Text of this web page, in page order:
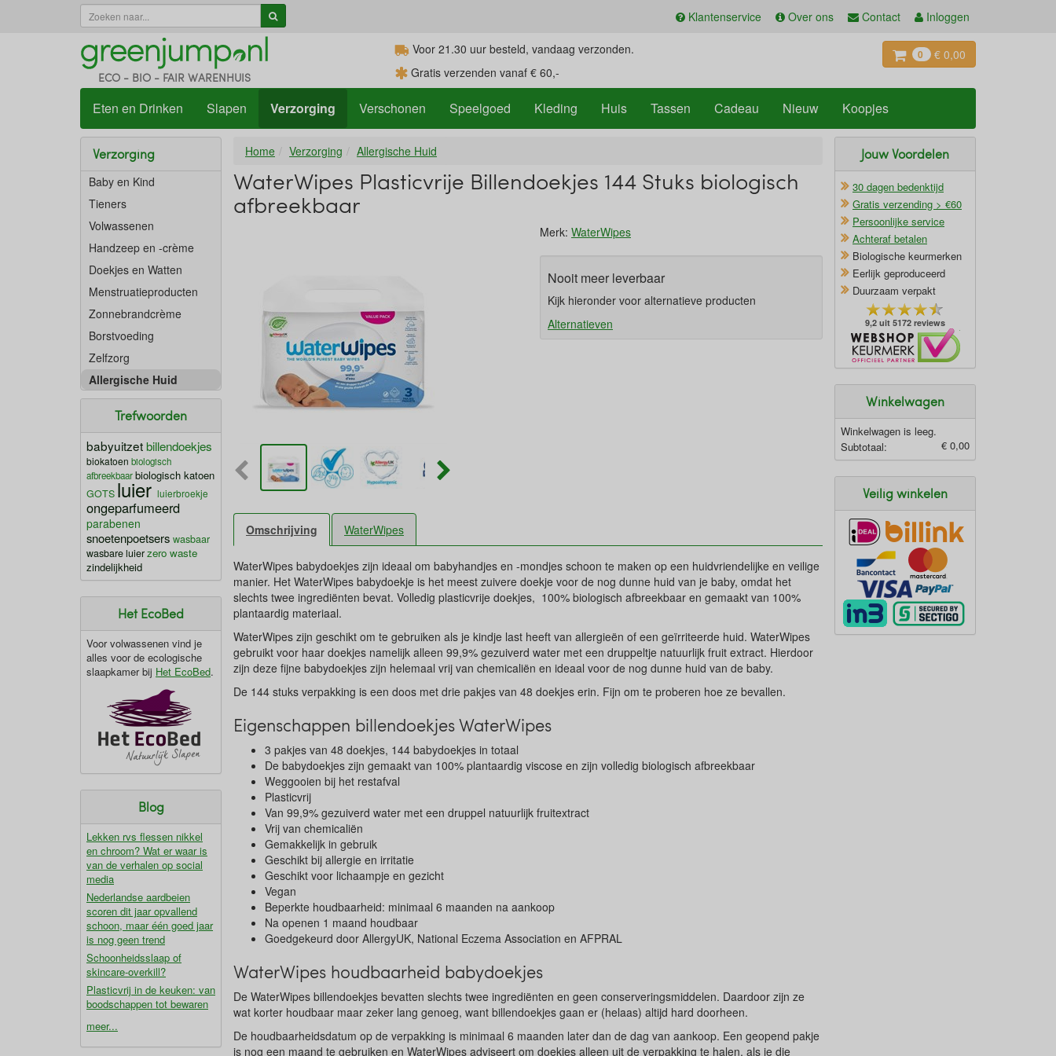
Klantenservice Over ons Contact Inloggen
ECO - BIO - FAIR WARENHUIS
0 € 0,00
Voor 21.30 uur besteld, vandaag verzonden.
Gratis verzenden vanaf € 60,-
Eten en Drinken Slapen Verzorging Verschonen Speelgoed Kleding Huis Tassen Cadeau Nieuw Koopjes
Verzorging
Baby en Kind
Tieners
Volwassenen
Handzeep en -crème
Doekjes en Watten
Menstruatieproducten
Zonnebrandcrème
Borstvoeding
Zelfzorg
Allergische Huid
Trefwoorden
babyuitzetbillendoekjes
biokatoen biologisch
afbreekbaarbiologisch katoen
GOTS luier luierbroekje
ongeparfumeerd
parabenen
snoetenpoetsers wasbaar
wasbare luierzero waste
zindelijkheid
Het EcoBed
Voor volwassenen vind je
alles voor de ecologische
slaapkamer bij Het EcoBed.
Blog
Lekken rvs flessen nikkel
en chroom? Wat er waar is
van de verhalen op social
media
Nederlandse aardbeien
scoren dit jaar opvallend
schoon, maar één goed jaar
is nog geen trend
Schoonheidsslaap of
skincare-overkill?
Plasticvrij in de keuken: van
boodschappen tot bewaren
meer...
Home Verzorging Allergische Huid
WaterWipes Plasticvrije Billendoekjes 144 Stuks biologisch
afbreekbaar
Merk: WaterWipes
Nooit meer leverbaar
Kijk hieronder voor alternatieve producten
Alternatieven
Omschrijving WaterWipes
WaterWipes babydoekjes zijn ideaal om babyhandjes en -mondjes schoon te maken op een huidvriendelijke en veilige
manier. Het WaterWipes babydoekje is het meest zuivere doekje voor de nog dunne huid van je baby, omdat het
slechts twee ingrediënten bevat. Volledig plasticvrije doekjes, 100% biologisch afbreekbaar en gemaakt van 100%
plantaardig materiaal.
WaterWipes zijn geschikt om te gebruiken als je kindje last heeft van allergieën of een geïrriteerde huid. WaterWipes
gebruikt voor haar doekjes namelijk alleen 99,9% gezuiverd water met een druppeltje natuurlijk fruit extract. Hierdoor
zijn deze fijne babydoekjes zijn helemaal vrij van chemicaliën en ideaal voor de nog dunne huid van de baby.
De 144 stuks verpakking is een doos met drie pakjes van 48 doekjes erin. Fijn om te proberen hoe ze bevallen.
Eigenschappen billendoekjes WaterWipes
3 pakjes van 48 doekjes, 144 babydoekjes in totaal
De babydoekjes zijn gemaakt van 100% plantaardig viscose en zijn volledig biologisch afbreekbaar
Weggooien bij het restafval
Plasticvrij
Van 99,9% gezuiverd water met een druppel natuurlijk fruitextract
Vrij van chemicaliën
Gemakkelijk in gebruik
Geschikt bij allergie en irritatie
Geschikt voor lichaampje en gezicht
Vegan
Beperkte houdbaarheid: minimaal 6 maanden na aankoop
Na openen 1 maand houdbaar
Goedgekeurd door AllergyUK, National Eczema Association en AFPRAL
WaterWipes houdbaarheid babydoekjes
De WaterWipes billendoekjes bevatten slechts twee ingrediënten en geen conserveringsmiddelen. Daardoor zijn ze
wat korter houdbaar maar zeker lang genoeg, want billendoekjes gaan er (helaas) altijd hard doorheen.
De houdbaarheidsdatum op de verpakking is minimaal 6 maanden later dan de dag van aankoop. Een geopend pakje
is nog een maand te gebruiken en WaterWipes adviseert om doekjes alleen uit de verpakking te halen, als je die
Jouw Voordelen
30 dagen bedenktijd
Gratis verzending > €60
Persoonlijke service
Achteraf betalen
Biologische keurmerken
Eerlijk geproduceerd
Duurzaam verpakt
9,2 uit 5172 reviews
Winkelwagen
Winkelwagen is leeg.
Subtotaal:
€ 0,00
Veilig winkelen